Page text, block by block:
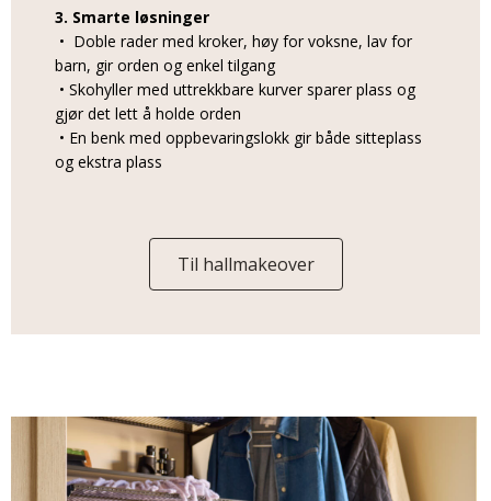
3. Smarte løsninger
• Doble rader med kroker, høy for voksne, lav for
barn, gir orden og enkel tilgang
• Skohyller med uttrekkbare kurver sparer plass og
gjør det lett å holde orden
• En benk med oppbevaringslokk gir både sitteplass
og ekstra plass
Til hallmakeover